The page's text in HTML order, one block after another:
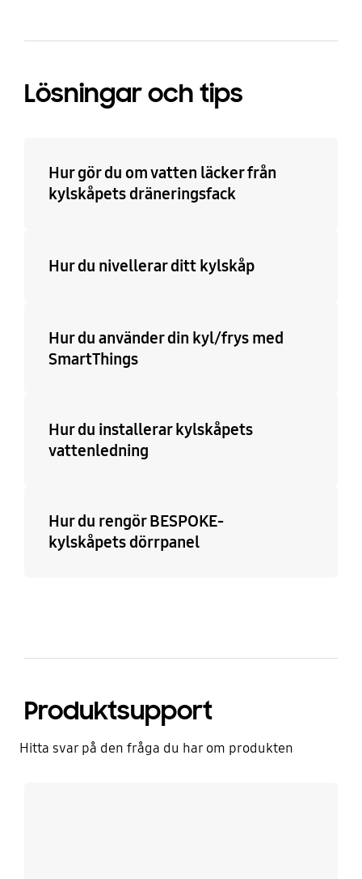
Lösningar och tips
Hur gör du om vatten läcker från
kylskåpets dräneringsfack
Hur du nivellerar ditt kylskåp
Hur du använder din kyl/frys med
SmartThings
Hur du installerar kylskåpets
vattenledning
Hur du rengör BESPOKE-
kylskåpets dörrpanel
Produktsupport
Hitta svar på den fråga du har om produkten